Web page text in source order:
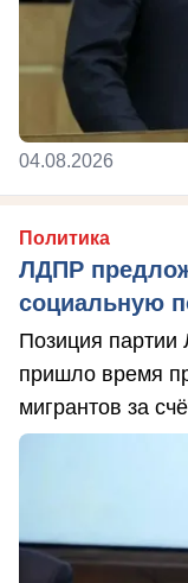
04.08.2026
Политика
ЛДПР
социальную
Позиция партии
пришло время
мигрантов за